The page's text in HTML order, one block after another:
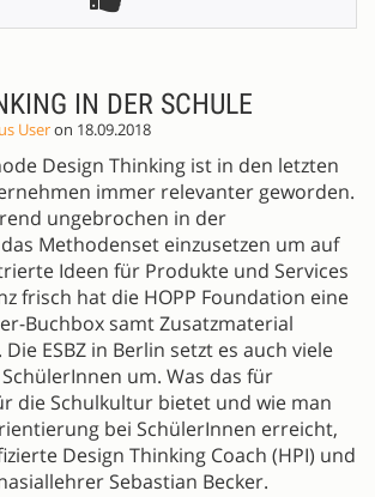
IN DER SCHULE
Useron 18.09.2018
Design Thinking ist in den letzten
immer relevanter geworden.
ungebrochen in der
Methodenset einzusetzen um auf
Ideen für Produkte und Services
frisch hat die HOPP Foundation eine
Buchbox samt Zusatzmaterial
ESBZ in Berlin setzt es auch viele
um. Was das für
die Schulkultur bietet und wie man
bei SchülerInnen erreicht,
Design Thinking Coach (HPI) und
Sebastian Becker.